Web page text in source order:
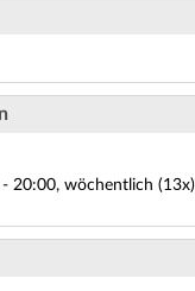
20:00, wöchentlich (13x)